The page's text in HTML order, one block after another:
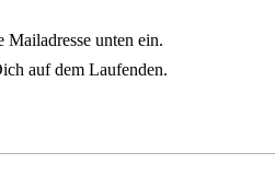
Mailadresse unten ein.
auf dem Laufenden.